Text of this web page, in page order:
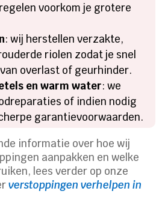
voorkom je grotere
: wij herstellen verzakte,
riolen zodat je snel
overlast of geurhinder.
en warm water: we
of indien nodig
garantievoorwaarden.
informatie over hoe wij
aanpakken en welke
lees verder op onze
verstoppingen verhelpen in